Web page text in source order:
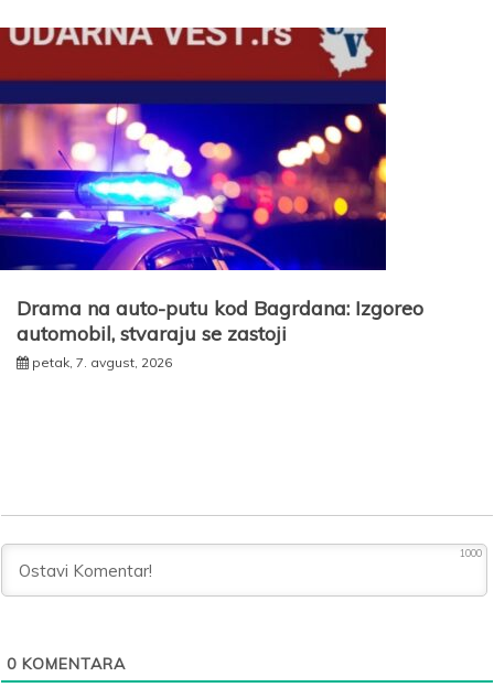
Drama na auto-putu kod Bagrdana: Izgoreo
automobil, stvaraju se zastoji
petak, 7. avgust, 2026
1000
0 KOMENTARA